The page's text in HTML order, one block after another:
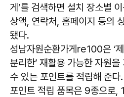
게’를 검색하면 설치 장소별
상액, 연락처, 홈페이지 등의
됐다.
성남자원순환가게re100은 ‘
분리한’ 재활용 가능한 자원
수 있는 포인트를 적립해 준다.
포인트 적립 품목은 9종으로,